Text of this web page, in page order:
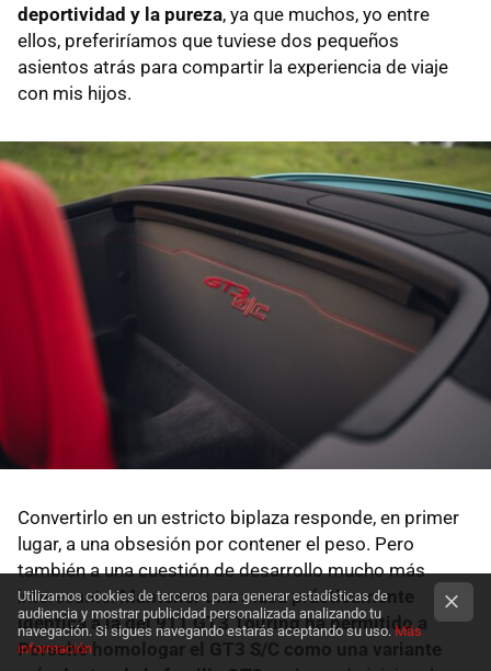
deportividad y la pureza, ya que muchos, yo entre
ellos, preferiríamos que tuviese dos pequeños
asientos atrás para compartir la experiencia de viaje
con mis hijos.
Convertirlo en un estricto biplaza responde, en primer
lugar, a una obsesión por contener el peso. Pero
también a una cuestión de desarrollo mucho más
interesante.Mantener una masa prácticamente
idéntica a la del 911 GT3 Touring ha permitido a
Porsche homologar el GT3 S/C como una variante
Utilizamos cookies de terceros para generar estadísticas de
audiencia y mostrar publicidad personalizada analizando tu
navegación. Si sigues navegando estarás aceptando su uso.Más
información